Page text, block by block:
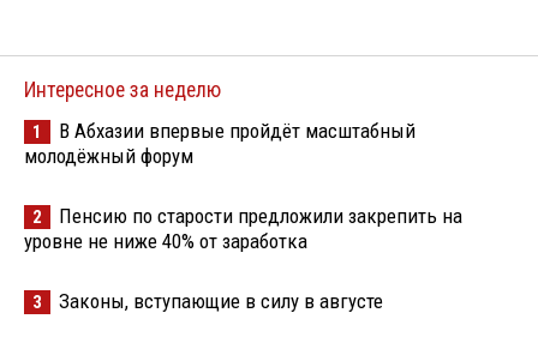
Интересное за неделю
1
В Абхазии впервые пройдёт масштабный
молодёжный форум
2
Пенсию по старости предложили закрепить на
уровне не ниже 40% от заработка
3 Законы, вступающие в силу в августе